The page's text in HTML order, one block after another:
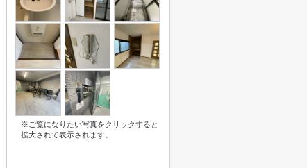
※ご覧になりたい写真をクリックすると
拡大されて表示されます。